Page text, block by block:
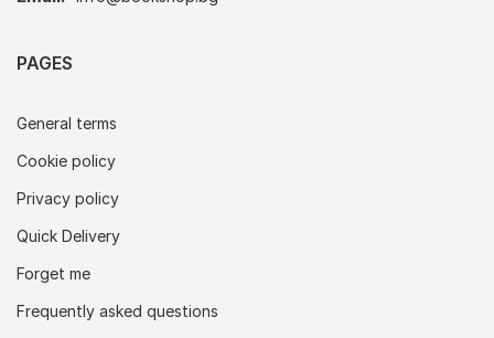
PAGES
General terms
Cookie policy
Privacy policy
Quick Delivery
Forget me
Frequently asked questions